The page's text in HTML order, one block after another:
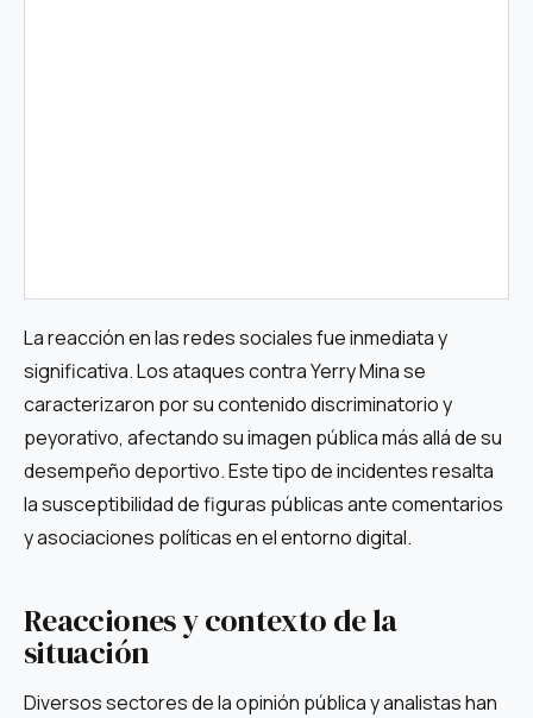
La reacción en las redes sociales fue inmediata y
significativa. Los ataques contra Yerry Mina se
caracterizaron por su contenido discriminatorio y
peyorativo, afectando su imagen pública más allá de su
desempeño deportivo. Este tipo de incidentes resalta
la susceptibilidad de figuras públicas ante comentarios
y asociaciones políticas en el entorno digital.
Reacciones y contexto de la
situación
Diversos sectores de la opinión pública y analistas han